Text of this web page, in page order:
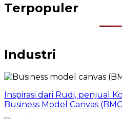
Terpopuler
Industri
Inspirasi dari Rudi, penjual
Business Model Canvas